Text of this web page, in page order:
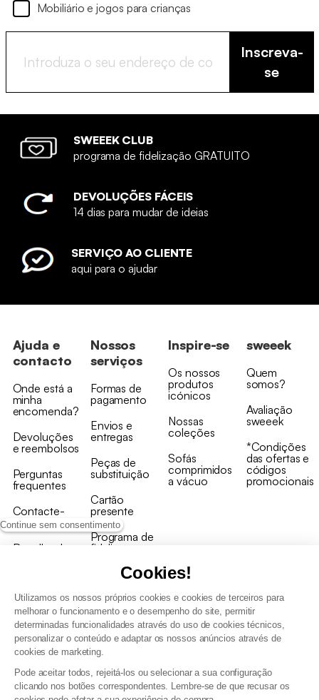
Continue sem consentimento
Cookies!
Utilizamos os nossos próprios cookies e cookies de terceiros para
melhorar o funcionamento e o desempenho do site, permitir
determinadas funcionalidades através do uso de cookies técnicos,
personalizar o conteúdo e adaptar os nossos anúncios através de
cookies de marketing.
Pode aceitar todos, rejeitá-los ou selecionar a sua configuração
clicando nos botões correspondentes. Lembre-se de que recusar os
Mobiliário e jogos para crianças
Inscreva-
se
SWEEEK CLUB
programa de fidelização GRATUITO
DEVOLUÇÕES FÁCEIS
14 dias para mudar de ideias
SERVIÇO AO CLIENTE
aqui para o ajudar
Ajuda e
contacto
Onde está a
minha
encomenda?
Devoluções
e reembolsos
Perguntas
frequentes
Contacte-
nos
Recolha de
Nossos
serviços
Formas de
pagamento
Envios e
entregas
Peças de
substituição
Cartão
presente
Programa de
fidelizaçao
Inspire-se
Os nossos
produtos
icónicos
Nossas
coleções
Sofás
comprimidos
a vácuo
sweeek
Quem
somos?
Avaliação
sweeek
*Condições
das ofertas e
códigos
promocionais
Termos e Condições Gerais de Venda e Aviso Legal
Gestão de dados pessoais e política de cookies
Termos e condições gerais de venda pro